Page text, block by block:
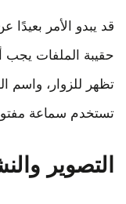
قد يبدو الأمر
حقيبة الملفات يجب
تظهر للزوار، واسم
تستخدم سماعة
التصوير